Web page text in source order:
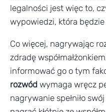
legalności jest więc to,
wypowiedzi, która
Co więcej, nagrywając
zdradę
informować go o tym
rozwód wymaga wręcz
nagrywanie spełniło